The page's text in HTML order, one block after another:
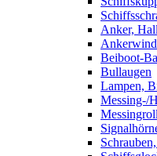
Anker,
Beiboot-
Bullaugen
Lampen,
Messing-/